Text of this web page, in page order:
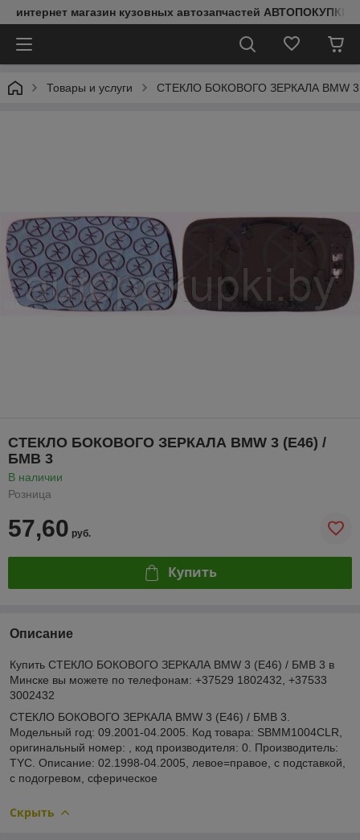
интернет магазин кузовных автозапчастей АВТОПОКУПКИ
Товары и услуги СТЕКЛО БОКОВОГО ЗЕРКАЛА BMW
СТЕКЛО БОКОВОГО ЗЕРКАЛА BMW 3 (E46) /
БМВ 3
В наличии
Розница
57,60 руб.
Купить
Описание
Купить СТЕКЛО БОКОВОГО ЗЕРКАЛА BMW 3 (E46) / БМВ 3 в
Минске вы можете по телефонам: +37529 1802432, +37533
3002432
СТЕКЛО БОКОВОГО ЗЕРКАЛА BMW 3 (E46) / БМВ 3.
Модельный год: 09.2001-04.2005. Код товара: SBMM1004CLR,
оригинальный номер: , код производителя: 0. Производитель:
TYC. Описание: 02.1998-04.2005, левое=правое, с подставкой,
с подогревом, сферическое
Скрыть